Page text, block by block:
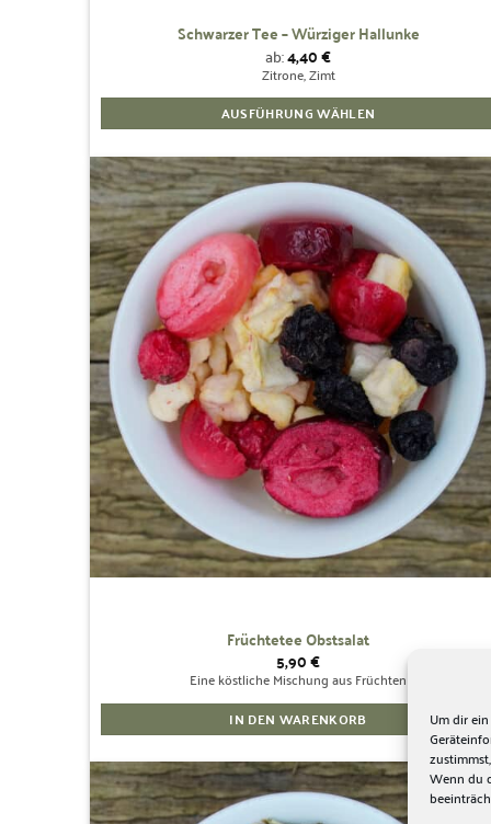
Um dir
Wenn du
Schwarzer Tee – Würziger Hallunke
ab:4,40€
Zitrone, Zimt
AUSFÜHRUNG WÄHLEN
Produkt
weist
mehrere
Varianten
auf.
Die
Optionen
können
auf
der
Produktseite
gewählt
werden
Zur
Wunschliste
hinzufügen
Früchtetee Obstsalat
5,90€
Eine köstliche Mischung aus Früchten
IN DEN WARENKORB